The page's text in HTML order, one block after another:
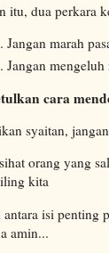
itu, dua perkara
Jangan marah
Jangan
cara
syaitan,
orang yang
kita
isi penting
amin...